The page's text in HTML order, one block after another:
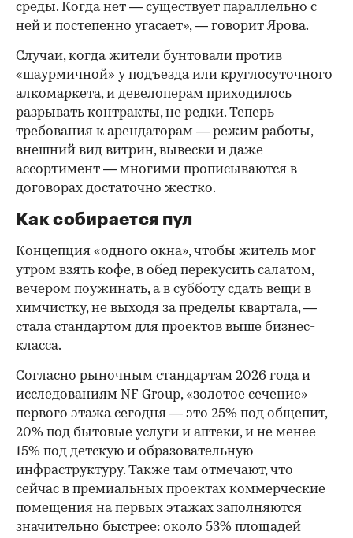
среды. Когда нет — существует параллельно с
ней и постепенно угасает», — говорит Ярова.
Случаи, когда жители бунтовали против
«шаурмичной» у подъезда или круглосуточного
алкомаркета, и девелоперам приходилось
разрывать контракты, не редки. Теперь
требования к арендаторам — режим работы,
внешний вид витрин, вывески и даже
ассортимент — многими прописываются в
договорах достаточно жестко.
Как собирается пул
Концепция «одного окна», чтобы житель мог
утром взять кофе, в обед перекусить салатом,
вечером поужинать, а в субботу сдать вещи в
химчистку, не выходя за пределы квартала, —
стала стандартом для проектов выше бизнес-
класса.
Согласно рыночным стандартам 2026 года и
исследованиям NF Group, «золотое сечение»
первого этажа сегодня — это 25% под общепит,
20% под бытовые услуги и аптеки, и не менее
15% под детскую и образовательную
инфраструктуру. Также там отмечают, что
сейчас в премиальных проектах коммерческие
помещения на первых этажах заполняются
значительно быстрее: около 53% площадей